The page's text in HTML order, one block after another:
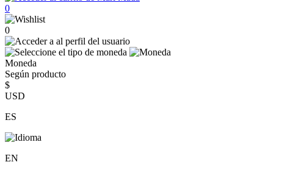
0
0
Moneda
Según producto
$
USD
ES
EN